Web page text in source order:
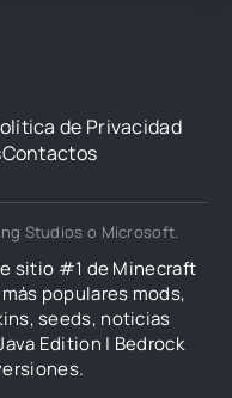
de Privacidad
Contactos
Studios o Microsoft.
sitio #1 de Minecraft
populares mods,
seeds, noticias
Edition | Bedrock